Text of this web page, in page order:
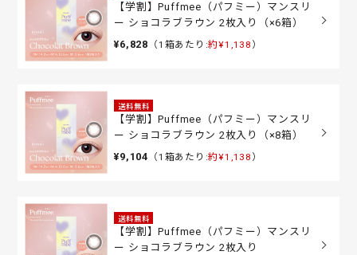
【学割】Puffmee（パフミー）マンスリ
ー ショコラブラウン 2枚入り（×6箱）
¥6,828 （1箱あたり:約¥1,138 ）
送料無料
【学割】Puffmee（パフミー）マンスリ
ー ショコラブラウン 2枚入り（×8箱）
¥9,104 （1箱あたり:約¥1,138 ）
送料無料
【学割】Puffmee（パフミー）マンスリ
ー ショコラブラウン 2枚入り